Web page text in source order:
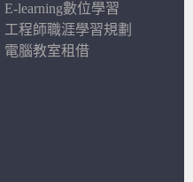
E-learning數位學習
工程師職涯學習規劃
電腦教室租借